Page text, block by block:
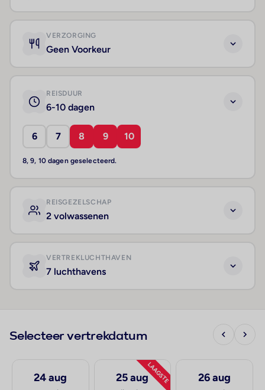
VERZORGING
Geen Voorkeur
REISDUUR
6-10 dagen
6 7 8 9 10
8, 9, 10 dagen geselecteerd.
REISGEZELSCHAP
2 volwassenen
VERTREKLUCHTHAVEN
7 luchthavens
Selecteer vertrekdatum
24 aug LAAGSTE
25 aug 26 aug